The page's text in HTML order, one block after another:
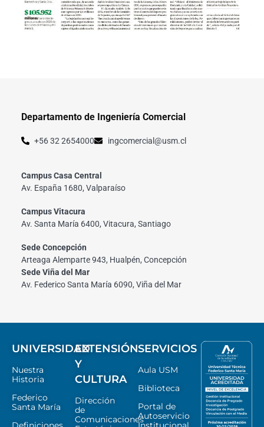
Departamento de Ingeniería Comercial
+56 32 2654000 ingcomercial@usm.cl
Campus Casa Central
Av. España 1680, Valparaíso
Campus Vitacura
Av. Santa María 6400, Vitacura, Santiago
Sede Concepción
Arteaga Alemparte 943, Hualpén, Concepción
Sede Viña del Mar
Av. Federico Santa María 6090, Viña del Mar
UNIVERSIDAD
Nuestra
Historia
Federico
Santa María
EXTENSIÓN
Y
CULTURA
Dirección
de
Comunicaciones
SERVICIOS
Aula USM
Biblioteca
Portal de
Autoservicio